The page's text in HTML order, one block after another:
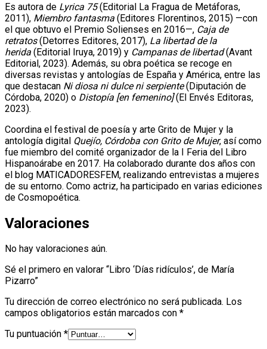
Es autora de Lyrica 75(Editorial La Fragua de Metáforas,
2011), Miembro fantasma (Editores Florentinos, 2015) —con
el que obtuvo el Premio Solienses en 2016—, Caja de
retratos(Detorres Editores, 2017), La libertad de la
herida (Editorial Iruya, 2019) y Campanas de libertad(Avant
Editorial, 2023). Además, su obra poética se recoge en
diversas revistas y antologías de España y América, entre las
que destacan Ni diosa ni dulce ni serpiente(Diputación de
Córdoba, 2020) o Distopía [en femenino](El Envés Editoras,
2023).
Coordina el festival de poesía y arte Grito de Mujer y la
antología digital Quejío, Córdoba con Grito de Mujer, así como
fue miembro del comité organizador de la I Feria del Libro
Hispanoárabe en 2017. Ha colaborado durante dos años con
el blog MATICADORESFEM, realizando entrevistas a mujeres
de su entorno. Como actriz, ha participado en varias ediciones
de Cosmopoética.
Valoraciones
No hay valoraciones aún.
Sé el primero en valorar “Libro ‘Días ridículos’, de María
Pizarro”
Tu dirección de correo electrónico no será publicada. Los
campos obligatorios están marcados con *
Tu puntuación *